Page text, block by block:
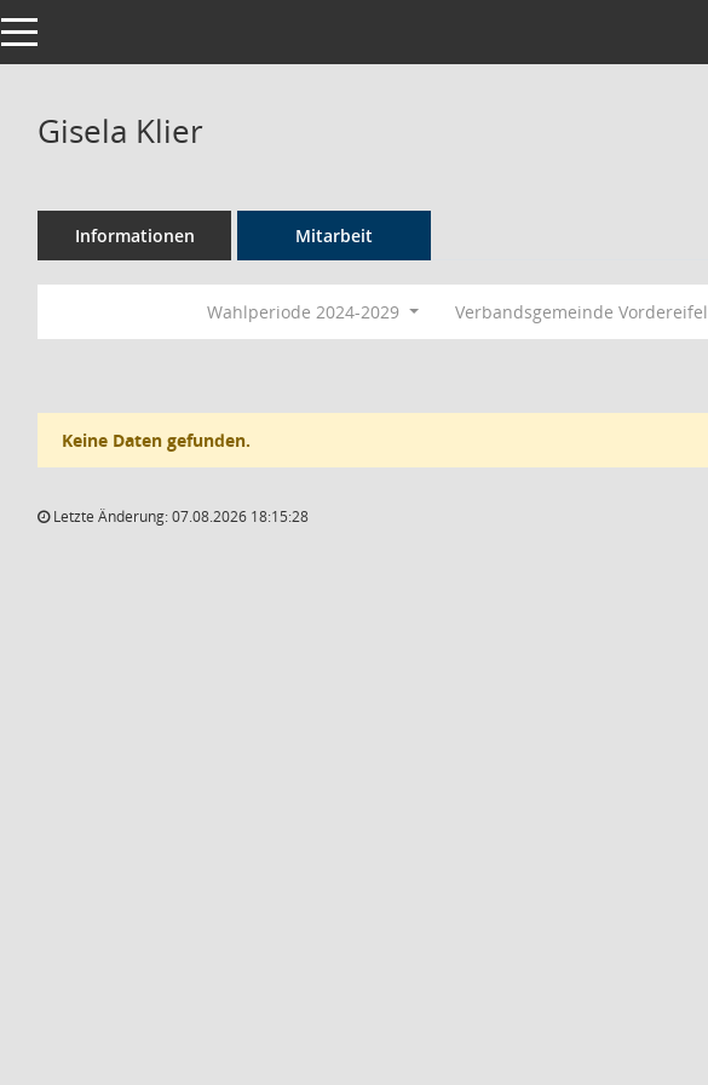
Toggle navigation
Gisela Klier
Informationen Mitarbeit
Wahlperiode 2024-2029 Verbandsgemeinde Vordereifel
Keine Daten gefunden.
Letzte Änderung: 07.08.2026 18:15:28